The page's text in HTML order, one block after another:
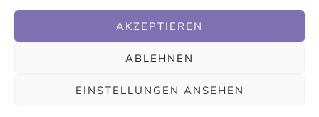
AKZEPTIEREN
ABLEHNEN
EINSTELLUNGEN ANSEHEN